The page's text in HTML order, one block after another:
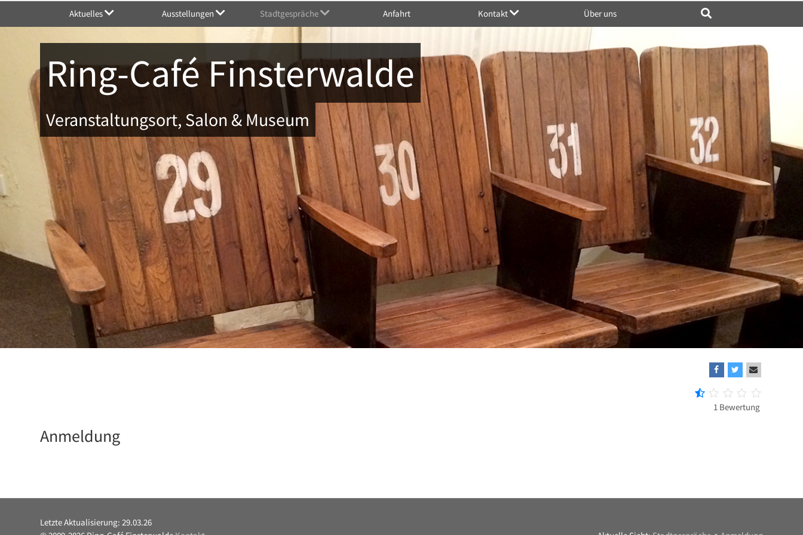
Aktuelles Ausstellungen Stadtgespräche Anfahrt Kontakt Über uns
Ring-Café Finsterwalde
Veranstaltungsort, Salon & Museum
1 Bewertung
Anmeldung
29.03.26